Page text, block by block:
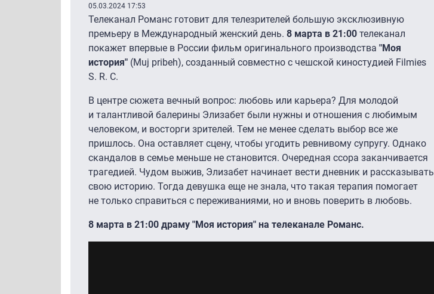
05.03.2024 17:53
Телеканал Романс готовит для телезрителей большую эксклюзивную
премьеру в Международный женский день. 8 марта в 21:00 телеканал
покажет впервые в России фильм оригинального производства "Моя
история" (Muj pribeh), созданный совместно с чешской киностудией Filmies
S. R. C.
В центре сюжета вечный вопрос: любовь или карьера? Для молодой
и талантливой балерины Элизабет были нужны и отношения с любимым
человеком, и восторги зрителей. Тем не менее сделать выбор все же
пришлось. Она оставляет сцену, чтобы угодить ревнивому супругу. Однако
скандалов в семье меньше не становится. Очередная ссора заканчивается
трагедией. Чудом выжив, Элизабет начинает вести дневник и рассказывать
свою историю. Тогда девушка еще не знала, что такая терапия помогает
не только справиться с переживаниями, но и вновь поверить в любовь.
8 марта в 21:00 драму "Моя история" на телеканале Романс.